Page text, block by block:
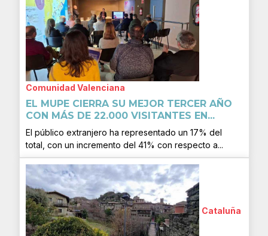
Comunidad Valenciana
EL MUPE CIERRA SU MEJOR TERCER AÑO
CON MÁS DE 22.000 VISITANTES EN...
El público extranjero ha representado un 17% del
total, con un incremento del 41% con respecto a...
Cataluña